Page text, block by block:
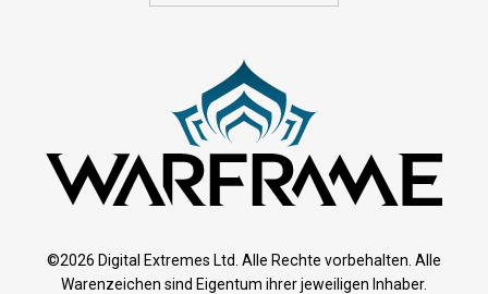
©2026 Digital Extremes Ltd. Alle Rechte vorbehalten. Alle
Warenzeichen sind Eigentum ihrer jeweiligen Inhaber.